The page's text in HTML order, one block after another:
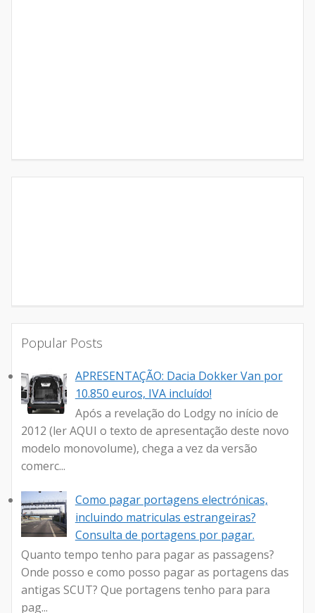
Popular Posts
APRESENTAÇÃO: Dacia Dokker Van por
10.850 euros, IVA incluído!
Após a revelação do Lodgy no início de
2012 (ler AQUI o texto de apresentação deste novo
modelo monovolume), chega a vez da versão
comerc...
Como pagar portagens electrónicas,
incluindo matriculas estrangeiras?
Consulta de portagens por pagar.
Quanto tempo tenho para pagar as passagens?
Onde posso e como posso pagar as portagens das
antigas SCUT? Que portagens tenho para para
pag...